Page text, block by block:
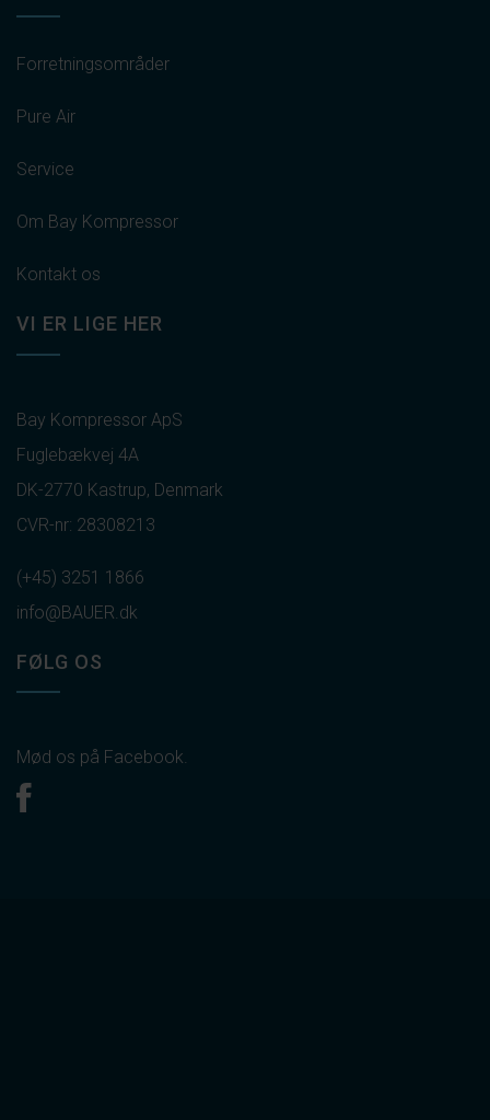
Forretningsområder
Pure Air
Service
Om Bay Kompressor
Kontakt os
VI ER LIGE HER
Bay Kompressor ApS
Fuglebækvej 4A
DK-2770 Kastrup, Denmark
CVR-nr: 28308213
(+45) 3251 1866
info@BAUER.dk
FØLG OS
Mød os på Facebook.